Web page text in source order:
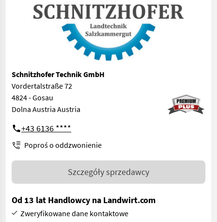
Schnitzhofer Technik GmbH
Vordertalstraße 72
4824 - Gosau
Dolna Austria Austria
+43 6136 ****
Poproś o oddzwonienie
Szczegóły sprzedawcy
Od 13 lat Handlowcy na Landwirt.com
Zweryfikowane dane kontaktowe